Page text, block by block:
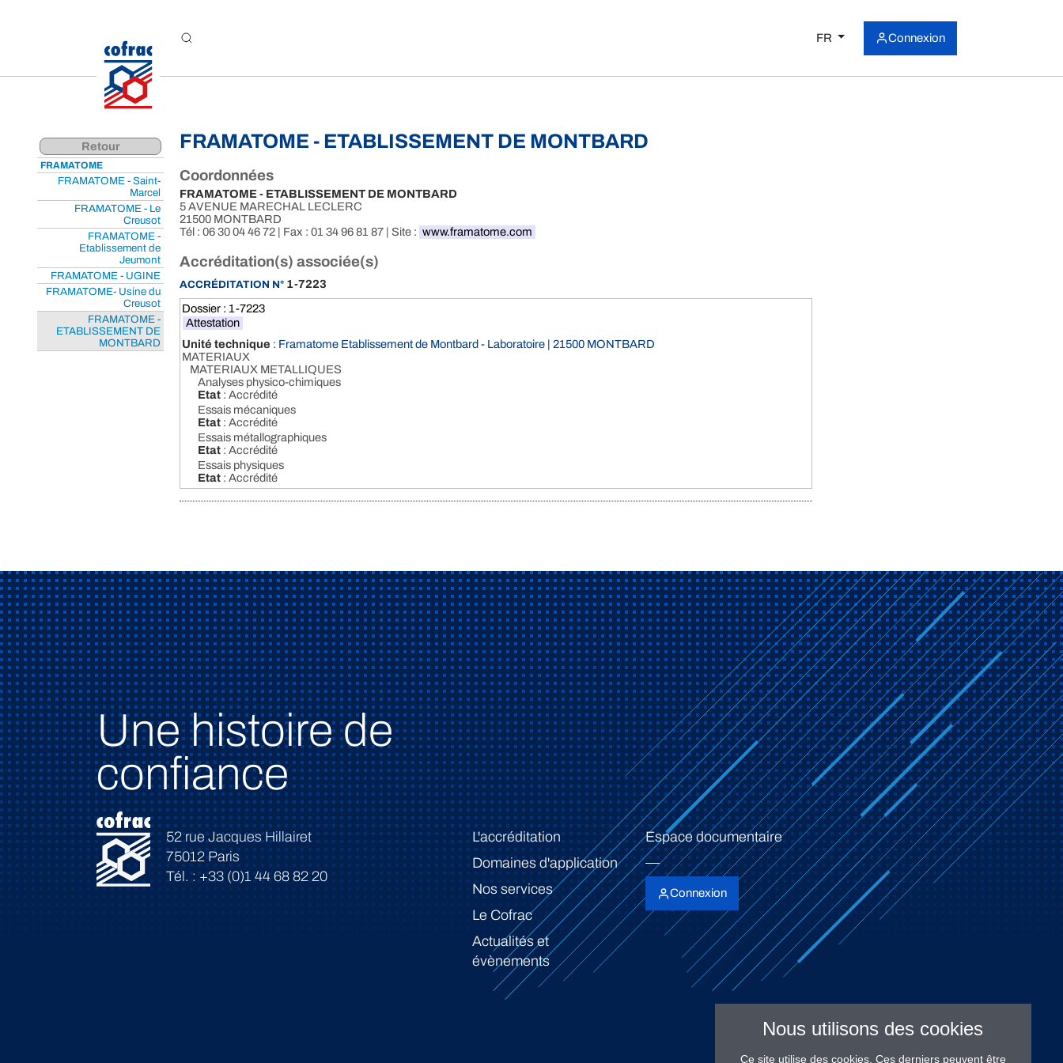
FR Connexion
Retour
FRAMATOME
FRAMATOME - Saint-
Marcel
FRAMATOME - Le
Creusot
FRAMATOME -
Etablissement de
Jeumont
FRAMATOME - UGINE
FRAMATOME- Usine du
Creusot
FRAMATOME -
ETABLISSEMENT DE
MONTBARD
FRAMATOME - ETABLISSEMENT DE MONTBARD
Coordonnées
FRAMATOME - ETABLISSEMENT DE MONTBARD
5 AVENUE MARECHAL LECLERC
21500 MONTBARD
Tél : 06 30 04 46 72 | Fax : 01 34 96 81 87 | Site : www.framatome.com
Accréditation(s) associée(s)
ACCRÉDITATION N° 1-7223
Dossier : 1-7223
Attestation
Unité technique : Framatome Etablissement de Montbard - Laboratoire | 21500 MONTBARD
MATERIAUX
MATERIAUX METALLIQUES
Analyses physico-chimiques
Etat : Accrédité
Essais mécaniques
Etat : Accrédité
Essais métallographiques
Etat : Accrédité
Essais physiques
Etat : Accrédité
Une histoire de
confiance
52 rue Jacques Hillairet
75012 Paris
Tél. : +33 (0)1 44 68 82 20
L'accréditation
Domaines d'application
Nos services
Le Cofrac
Actualités et
évènements
Espace documentaire
Connexion
Nous utilisons des cookies
Ce site utilise des cookies. Ces derniers peuvent être